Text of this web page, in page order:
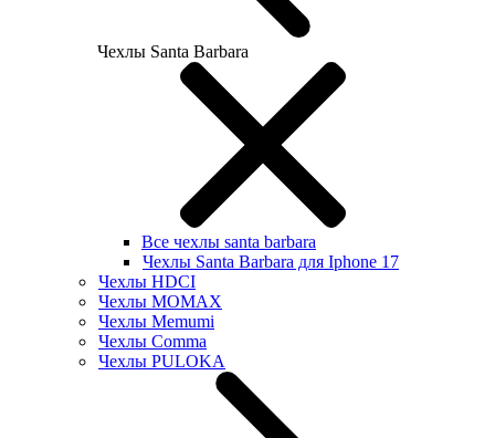
Чехлы Santa Barbara
Все чехлы santa barbara
Чехлы Santa Barbara для Iphone 17
Чехлы HDCI
Чехлы MOMAX
Чехлы Memumi
Чехлы Comma
Чехлы PULOKA